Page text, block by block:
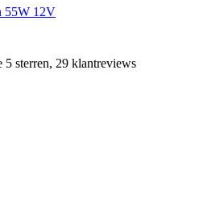
55W 12V
5 sterren, 29 klantreviews